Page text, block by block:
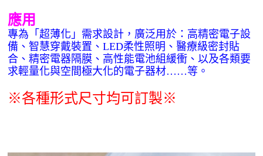
應用
專為「超薄化」需求設計，廣泛用於：高精密電子設
備、智慧穿戴裝置、LED柔性照明、醫療級密封貼
合、精密電器隔膜、高性能電池組緩衝、以及各類要
求輕量化與空間極大化的電子器材……等。
※各種形式尺寸均可訂製※